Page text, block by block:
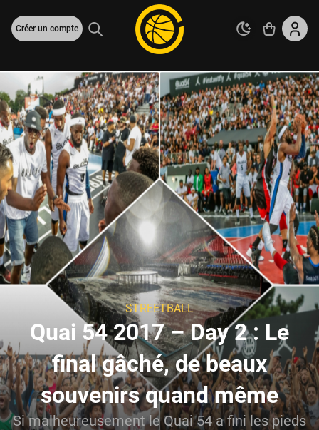
Créer un compte
STREETBALL
Quai 54 2017 – Day 2 : Le
final gâché, de beaux
souvenirs quand même
Si malheureusement le Quai 54 a fini les pieds